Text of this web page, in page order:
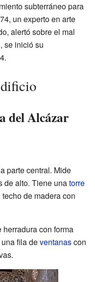
subterráneo para
un experto en arte
alertó sobre el mal
se inició su
del Alcázar
parte central. Mide
de alto. Tiene unatorre
de madera con
con forma
fila deventanascon